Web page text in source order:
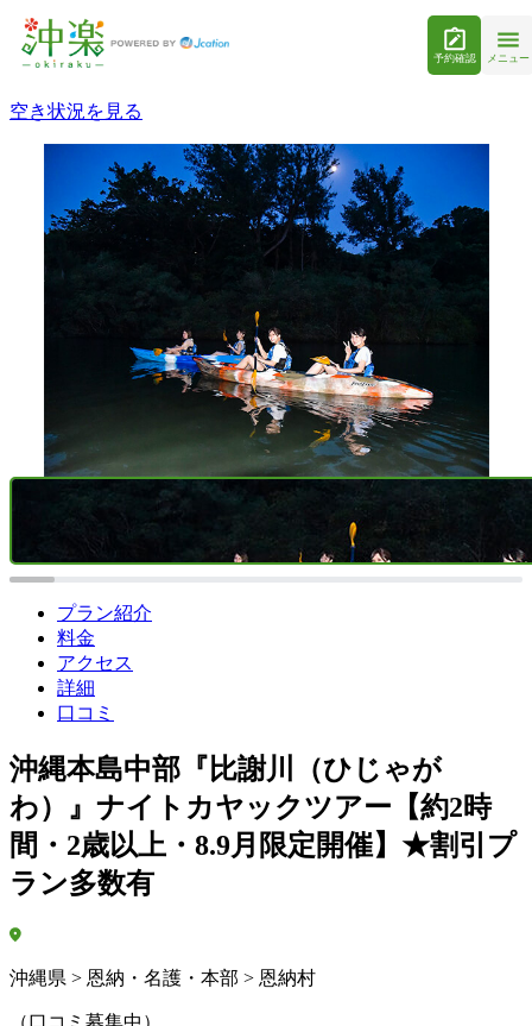
予約確認 メニュー
空き状況を見る
プラン紹介
料金
アクセス
詳細
口コミ
沖縄本島中部『比謝川（ひじゃが
わ）』ナイトカヤックツアー【約2時
間・2歳以上・8.9月限定開催】★割引プ
ラン多数有
沖縄県 > 恩納・名護・本部 > 恩納村
（口コミ募集中）